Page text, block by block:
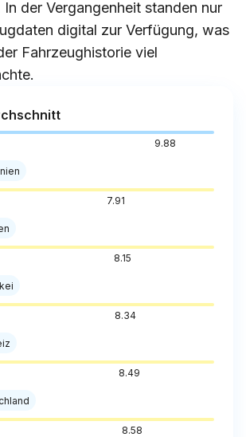
der Vergangenheit standen nur
digital zur Verfügung, was
Fahrzeughistorie viel
9.88
7.91
8.15
8.34
8.49
8.58